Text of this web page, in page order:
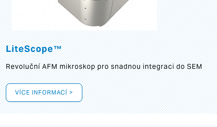
LiteScope™
Revoluční AFM mikroskop pro snadnou integraci do SEM
VÍCE INFORMACÍ >